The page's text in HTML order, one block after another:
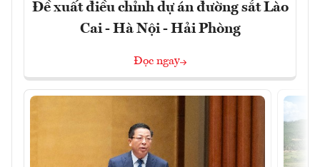
Đề xuất điều chỉnh dự án đường sắt Lào
Cai - Hà Nội - Hải Phòng
Đọc ngay